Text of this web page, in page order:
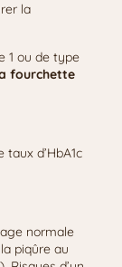
la
1 ou de type
fourchette
d’HbA1c
normale
piqûre au